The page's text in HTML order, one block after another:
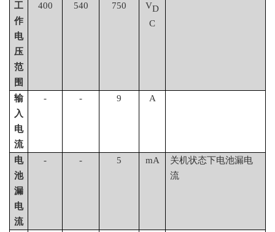
工
作
电
压
范
围
400 540 750 VD
C
输
入
电
流
- - 9 A
电
池
漏
电
流
- - 5 mA
关机状态下电池漏电
流